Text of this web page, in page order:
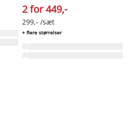
2 for 449,-
299,- /sæt
+ flere størrelser